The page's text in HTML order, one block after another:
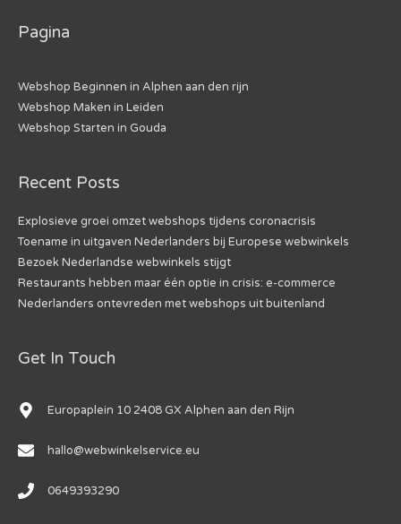
Pagina
Webshop Beginnen in Alphen aan den rijn
Webshop Maken in Leiden
Webshop Starten in Gouda
Recent Posts
Explosieve groei omzet webshops tijdens coronacrisis
Toename in uitgaven Nederlanders bij Europese webwinkels
Bezoek Nederlandse webwinkels stijgt
Restaurants hebben maar één optie in crisis: e-commerce
Nederlanders ontevreden met webshops uit buitenland
Get In Touch
Europaplein 10 2408 GX Alphen aan den Rijn
hallo@webwinkelservice.eu
0649393290